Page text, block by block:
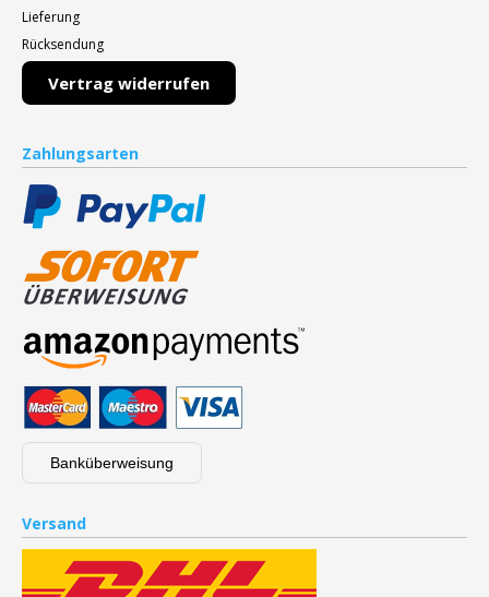
Lieferung
Rücksendung
Vertrag widerrufen
Zahlungsarten
Banküberweisung
Versand